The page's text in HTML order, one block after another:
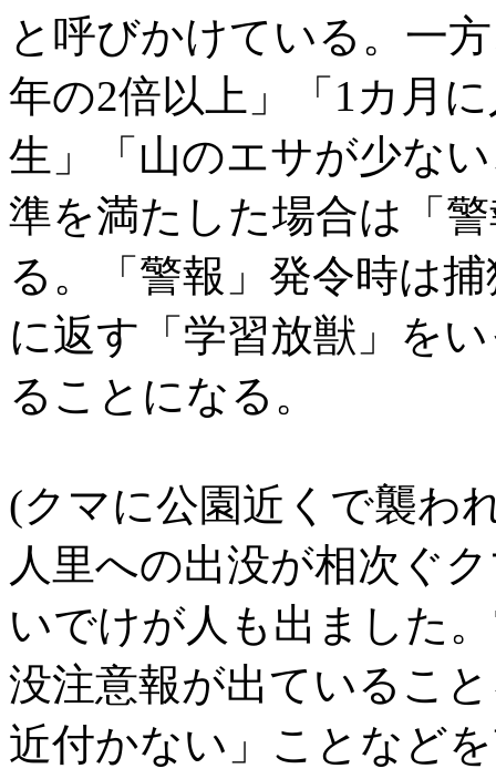
と呼びかけている。一
年の2倍以上」「1カ月
生」「山のエサが少な
準を満たした場合は「
る。「警報」発令時は
に返す「学習放獣」を
ることになる。
(クマに公園近くで襲わ
人里への出没が相次ぐ
いでけが人も出ました
没注意報が出ているこ
近付かない」ことなど